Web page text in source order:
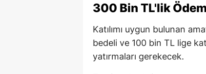
300 Bin TL'lik
Katılımı uygun bulunan
bedeli ve 100 bin TL lige
yatırmaları gerekecek.